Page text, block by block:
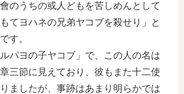
のうちの或人どもを苦しめんとして
てヨハネの兄弟ヤコブを殺せり」と
す。
ルパヨの子ヤコブ」で、この人の名は
三節に見えており、彼もまた十二使
ましたが、事跡はあまり明らかでは